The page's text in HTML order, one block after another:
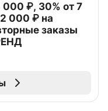
₽, 30% от 7
000 ₽ на
заказы